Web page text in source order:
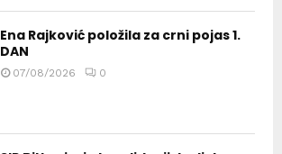
Ena Rajković položila za crni pojas 1.
DAN
07/08/2026 0